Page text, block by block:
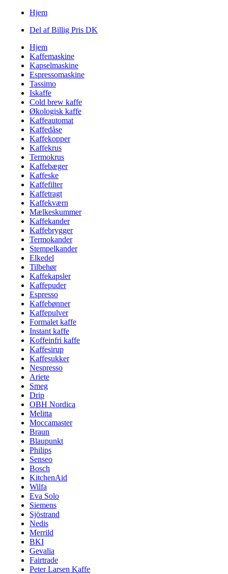
Hjem
Del af Billig Pris DK
Hjem
Kaffemaskine
Kapselmaskine
Espressomaskine
Tassimo
Iskaffe
Cold brew kaffe
Økologisk kaffe
Kaffeautomat
Kaffedåse
Kaffekopper
Kaffekrus
Termokrus
Kaffebæger
Kaffeske
Kaffefilter
Kaffetragt
Kaffekværn
Mælkeskummer
Kaffekander
Kaffebrygger
Termokander
Stempelkander
Elkedel
Tilbehør
Kaffekapsler
Kaffepuder
Espresso
Kaffebønner
Kaffepulver
Formalet kaffe
Instant kaffe
Koffeinfri kaffe
Kaffesirup
Kaffesukker
Nespresso
Ariete
Smeg
Drip
OBH Nordica
Melitta
Moccamaster
Braun
Blaupunkt
Philips
Senseo
Bosch
KitchenAid
Wilfa
Eva Solo
Siemens
Sjöstrand
Nedis
Merrild
BKI
Gevalia
Fairtrade
Peter Larsen Kaffe